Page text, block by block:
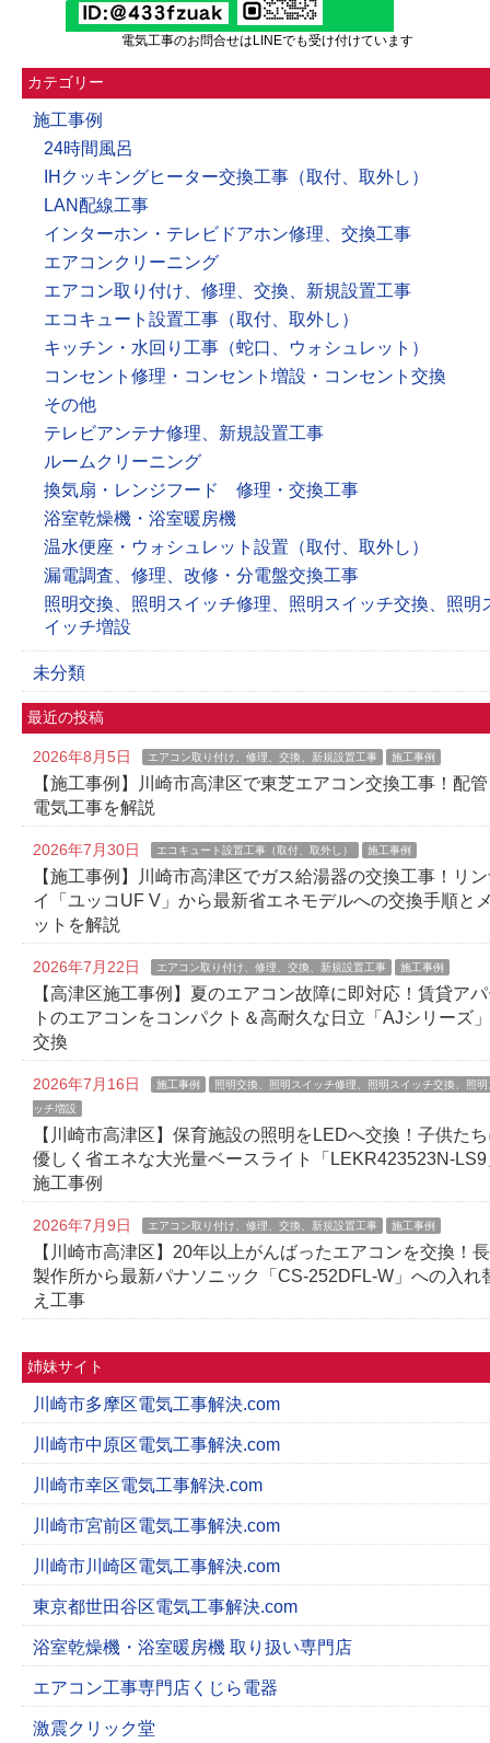
電気工事のお問合せはLINEでも受け付けています
カテゴリー
施工事例
24時間風呂
IHクッキングヒーター交換工事（取付、取外し）
LAN配線工事
インターホン・テレビドアホン修理、交換工事
エアコンクリーニング
エアコン取り付け、修理、交換、新規設置工事
エコキュート設置工事（取付、取外し）
キッチン・水回り工事（蛇口、ウォシュレット）
コンセント修理・コンセント増設・コンセント交換
その他
テレビアンテナ修理、新規設置工事
ルームクリーニング
換気扇・レンジフード 修理・交換工事
浴室乾燥機・浴室暖房機
温水便座・ウォシュレット設置（取付、取外し）
漏電調査、修理、改修・分電盤交換工事
照明交換、照明スイッチ修理、照明スイッチ交換、照明
イッチ増設
未分類
最近の投稿
2026年8月5日 エアコン取り付け、修理、交換、新規設置工事 施工事例
【施工事例】川崎市高津区で東芝エアコン交換工事！配
電気工事を解説
2026年7月30日 エコキュート設置工事（取付、取外し） 施工事例
【施工事例】川崎市高津区でガス給湯器の交換工事！リ
イ「ユッコUF V」から最新省エネモデルへの交換手順と
ットを解説
2026年7月22日 エアコン取り付け、修理、交換、新規設置工事 施工事例
【高津区施工事例】夏のエアコン故障に即対応！賃貸ア
トのエアコンをコンパクト＆高耐久な日立「AJシリーズ
交換
2026年7月16日 施工事例
照明交換、照明スイッチ修理、照明スイッチ交換、照明
ッチ増設
【川崎市高津区】保育施設の照明をLEDへ交換！子供た
優しく省エネな大光量ベースライト「LEKR423523N-LS9
施工事例
2026年7月9日 エアコン取り付け、修理、交換、新規設置工事 施工事例
【川崎市高津区】20年以上がんばったエアコンを交換！
製作所から最新パナソニック「CS-252DFL-W」への入れ
え工事
姉妹サイト
川崎市多摩区電気工事解決.com
川崎市中原区電気工事解決.com
川崎市幸区電気工事解決.com
川崎市宮前区電気工事解決.com
川崎市川崎区電気工事解決.com
東京都世田谷区電気工事解決.com
浴室乾燥機・浴室暖房機 取り扱い専門店
エアコン工事専門店くじら電器
激震クリック堂